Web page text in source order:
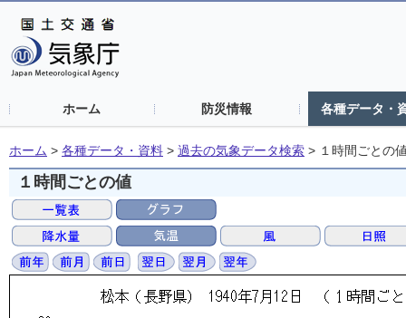
ホーム 防災情報 各種データ・
ホーム > 各種データ・資料 > 過去の気象データ検索 > １時間ごとの
１時間ごとの値